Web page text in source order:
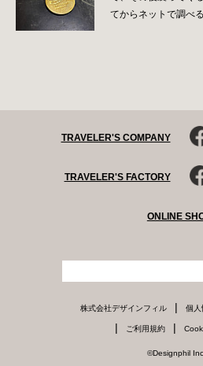
てからネットで調べ
TRAVELER'S COMPANY
TRAVELER'S FACTORY
ONLINE
株式会社デザインフィル | 個人
| ご利用規約 |
©Designphil Inc.